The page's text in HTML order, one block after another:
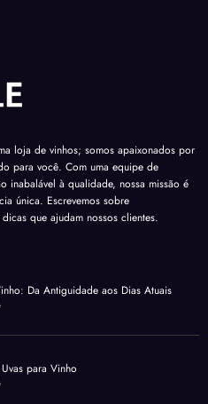
loja de vinhos; somos apaixonados por
para você. Com uma equipe de
inabalável à qualidade, nossa missão é
única. Escrevemos sobre
que ajudam nossos clientes.
Da Antiguidade aos Dias Atuais
para Vinho